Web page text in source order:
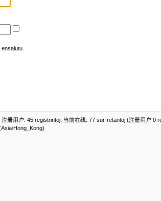
ensalutu
册用户: 45 registrintoj; 当前在线: 77 sur-retantoj (注册用户 0
Hong_Kong)